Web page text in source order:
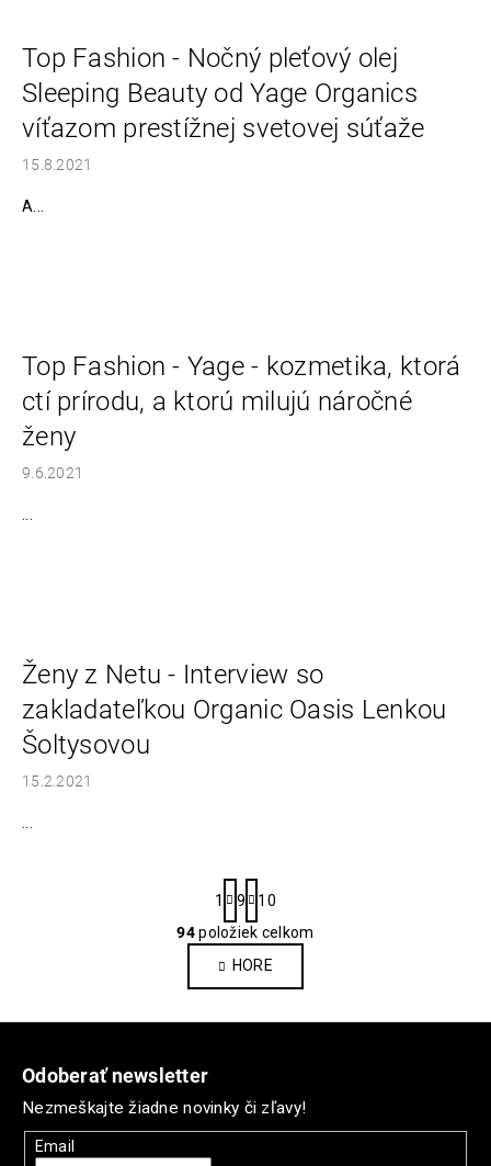
Top Fashion - Nočný pleťový olej
Sleeping Beauty od Yage Organics
víťazom prestížnej svetovej súťaže
15.8.2021
A...
Top Fashion - Yage - kozmetika, ktorá
ctí prírodu, a ktorú milujú náročné
ženy
9.6.2021
Ženy z Netu - Interview so
zakladateľkou Organic Oasis Lenkou
Šoltysovou
15.2.2021
O
v
l
á
i
e
S
t
r
á
n
k
i
e
1 9
10
94položiek celkom
HORE
Odoberať newsletter
Nezmeškajte žiadne novinky či zľavy!
Email